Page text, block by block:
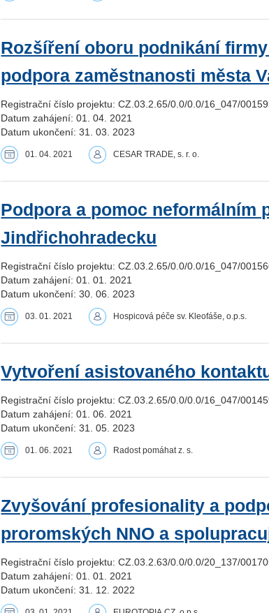
Rozšíření oboru podnikání
podpora zaměstnanosti města
Registrační číslo projektu: CZ.03.2.65/0.0/0.0/16_047/
Datum zahájení: 01. 04. 2021
Datum ukončení: 31. 03. 2023
01. 04. 2021 CESAR TRADE, s. r. o.
Podpora a pomoc neformálním
Jindřichohradecku
Registrační číslo projektu: CZ.03.2.65/0.0/0.0/16_047/
Datum zahájení: 01. 01. 2021
Datum ukončení: 30. 06. 2023
03. 01. 2021 Hospicová péče sv. Kleofáše, o.p.s.
Vytvoření asistovaného
Registrační číslo projektu: CZ.03.2.65/0.0/0.0/16_047/
Datum zahájení: 01. 06. 2021
Datum ukončení: 31. 05. 2023
01. 06. 2021 Radost pomáhat z. s.
Zvyšování profesionality a
proromských NNO a
Registrační číslo projektu: CZ.03.2.63/0.0/0.0/20_137/
Datum zahájení: 01. 01. 2021
Datum ukončení: 31. 12. 2022